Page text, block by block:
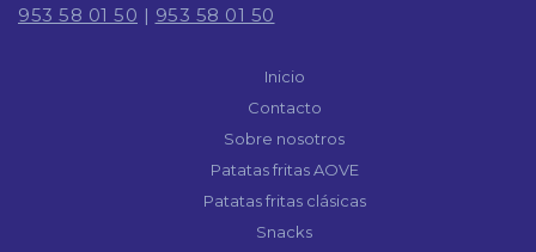
953 58 01 50 | 953 58 01 50
Inicio
Contacto
Sobre nosotros
Patatas fritas AOVE
Patatas fritas clásicas
Snacks